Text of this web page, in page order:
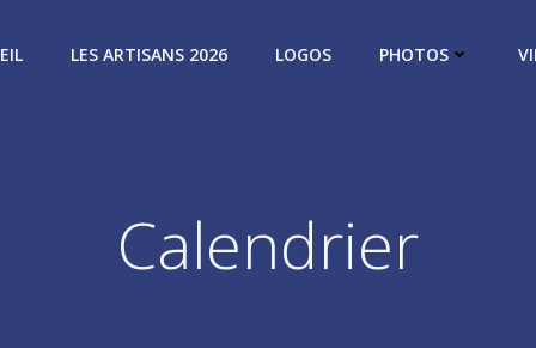
LES ARTISANS 2026 LOGOS PHOTOS
Calendrier